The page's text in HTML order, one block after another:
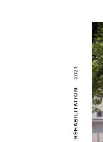
RÉHABILITATION
2021